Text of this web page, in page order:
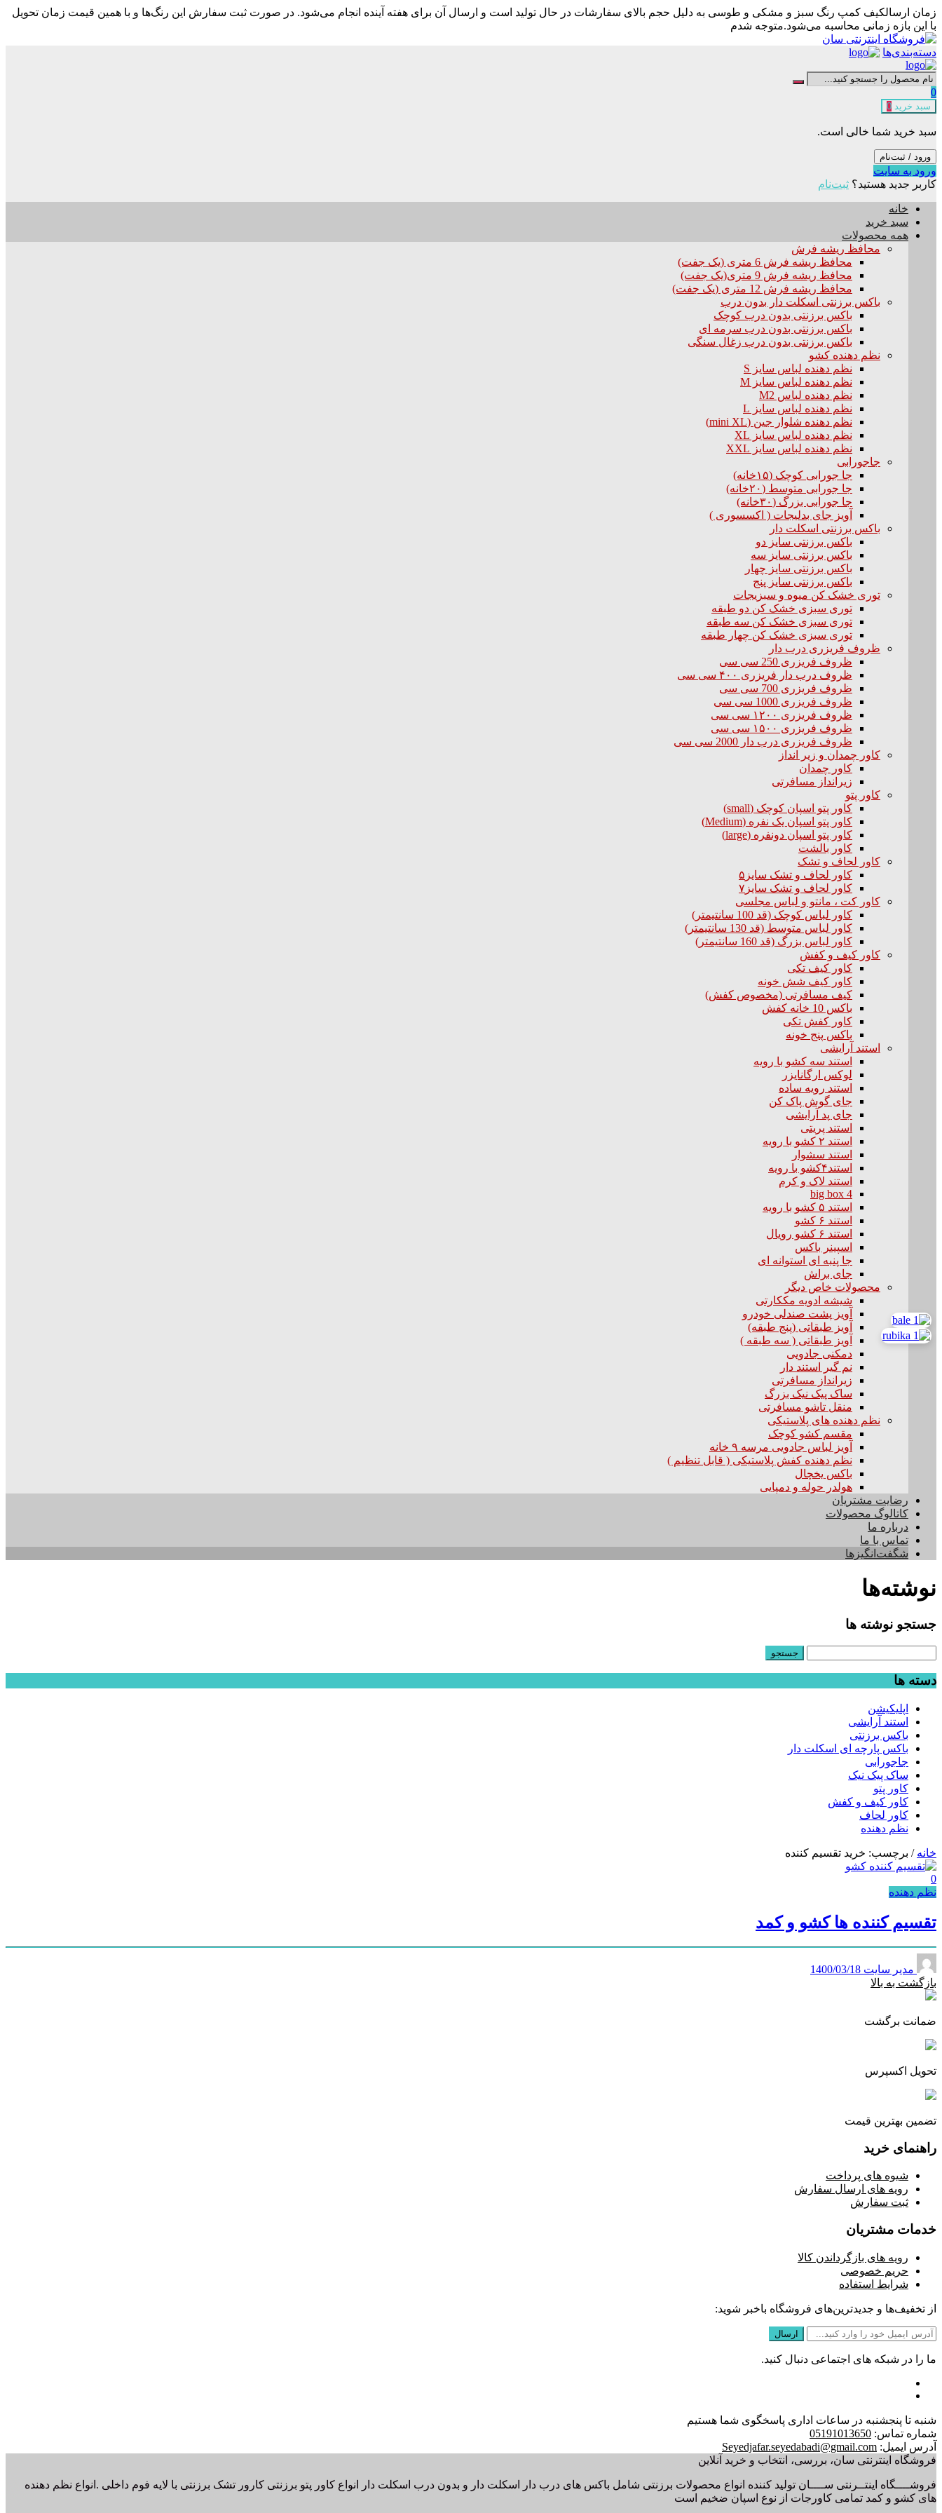
زمان ارسالکیف کمپ رنگ سبز و مشکی و طوسی به دلیل حجم بالای سفارشات در حال تولید است و ارسال آن برای هفته آینده انجام می‌شود. در صورت ثبت سفارش این رنگ‌ها و با همین قیمت زمان تحویل
با این بازه زمانی محاسبه می‌شود.متوجه شدم
دسته‌بندی‌ها
0
سبد خرید 0
سبد خرید شما خالی است.
ورود / ثبت‌نام
ورود به سایت
کاربر جدید هستید؟ ثبت‌نام
خانه
سبد خرید
همه محصولات
محافظ ریشه فرش
محافظ ریشه فرش 6 متری (یک جفت)
محافظ ریشه فرش 9 متری(یک جفت)
محافظ ریشه فرش 12 متری (یک جفت)
باکس برزنتی اسکلت دار بدون درب
باکس برزنتی بدون درب کوچک
باکس برزنتی بدون درب سرمه ای
باکس برزنتی بدون درب زغال سنگی
نظم دهنده کشو
نظم دهنده لباس سایز S
نظم دهنده لباس سایز M
نظم دهنده لباس M2
نظم دهنده لباس سایز L
نظم دهنده شلوار جین (mini XL)
نظم دهنده لباس سایز XL
نظم دهنده لباس سایز XXL
جاجورابی
جا جورابی کوچک (۱۵خانه)
جا جورابی متوسط (۲۰خانه)
جا جورابی بزرگ (۳۰خانه)
آویز جای بدلیجات ( اکسسوری )
باکس برزنتی اسکلت دار
باکس برزنتی سایز دو
باکس برزنتی سایز سه
باکس برزنتی سایز چهار
باکس برزنتی سایز پنج
توری خشک کن میوه و سبزیجات
توری سبزی خشک کن دو طبقه
توری سبزی خشک کن سه طبقه
توری سبزی خشک کن چهار طبقه
ظروف فریزری درب دار
ظروف فریزری 250 سی سی
ظروف درب دار فریزری ۴۰۰ سی سی
ظروف فریزری 700 سی سی
ظروف فریزری 1000 سی سی
ظروف فریزری ۱۲۰۰ سی سی
ظروف فریزری ۱۵۰۰ سی سی
ظروف فریزری درب دار 2000 سی سی
کاور چمدان و زیر انداز
کاور چمدان
زیرانداز مسافرتی
کاور پتو
کاور پتو اسپان کوچک (small)
کاور پتو اسپان یک نفره (Medium)
کاور پتو اسپان دونفره (large)
کاور بالشت
کاور لحاف و تشک
کاور لحاف و تشک سایز۵
کاور لحاف و تشک سایز۷
کاور کت ، مانتو و لباس مجلسی
کاور لباس کوچک (قد 100 سانتیمتر)
کاور لباس متوسط (قد 130 سانتیمتر)
کاور لباس بزرگ (قد 160 سانتیمتر)
کاور کیف و کفش
کاور کیف تکی
کاور کیف شش خونه
کیف مسافرتی (مخصوص کفش)
باکس 10 خانه کفش
کاور کفش تکی
باکس پنج خونه
استند آرایشی
استند سه کشو با رویه
لوکس ارگانایزر
استند رویه ساده
جای گوش پاک کن
جای پد آرایشی
استند پریتی
استند ۲ کشو با رویه
استند سشوار
استند۴کشو با رویه
استند لاک و کرم
big box 4
استند ۵ کشو با رویه
استند ۶ کشو
استند ۶ کشو رویال
اسپینر باکس
جا پنبه ای استوانه ای
جای براش
محصولات خاص دیگر
شیشه ادویه مککارتی
آویز پشت صندلی خودرو
آویز طبقاتی (پنج طبقه)
آویز طبقاتی ( سه طبقه )
دمکنی جادویی
نم گیر استند دار
زیرانداز مسافرتی
ساک پیک نیک بزرگ
منقل تاشو مسافرتی
نظم دهنده های پلاستیکی
مقسم کشو کوچک
آویز لباس جادویی مرسه ۹ خانه
نظم دهنده کفش پلاستیکی ( قابل تنظیم )
باکس یخچال
هولدر حوله و دمپایی
رضایت مشتریان
کاتالوگ محصولات
درباره ما
تماس با ما
شگفت‌انگیزها
نوشته‌ها
جستجو نوشته ها
دسته ها
اپلیکیشن
استند آرایشی
باکس برزنتی
باکس پارچه ای اسکلت دار
جاجورابی
ساک پیک نیک
کاور پتو
کاور کیف و کفش
کاور لحاف
نظم دهنده
خانه / برچسب: خرید تقسیم کننده
0
نظم دهنده
تقسیم کننده ها کشو و کمد
مدیر سایت 1400/03/18
بازگشت به بالا
ضمانت برگشت
تحویل اکسپرس
تضمین بهترین قیمت
راهنمای خرید
شیوه های پرداخت
رویه های ارسال سفارش
ثبت سفارش
خدمات مشتریان
رویه های بازگرداندن کالا
حریم خصوصی
شرایط استفاده
از تخفیف‌ها و جدیدترین‌های فروشگاه باخبر شوید:
ما را در شبکه های اجتماعی دنبال کنید.
شنبه تا پنجشنبه در ساعات اداری پاسخگوی شما هستیم
شماره تماس: 05191013650
آدرس ایمیل: Seyedjafar.seyedabadi@gmail.com
فروشگاه اینترنتی سان، بررسی، انتخاب و خرید آنلاین
فروشــــگاه اینتــرنتی ســــان تولید کننده انواع محصولات برزنتی شامل باکس های درب دار اسکلت دار و بدون درب اسکلت دار انواع کاور پتو برزنتی کارور تشک برزنتی با لایه فوم داخلی .انواع نظم دهنده
های کشو و کمد تمامی کاورجات از نوع اسپان ضخیم است